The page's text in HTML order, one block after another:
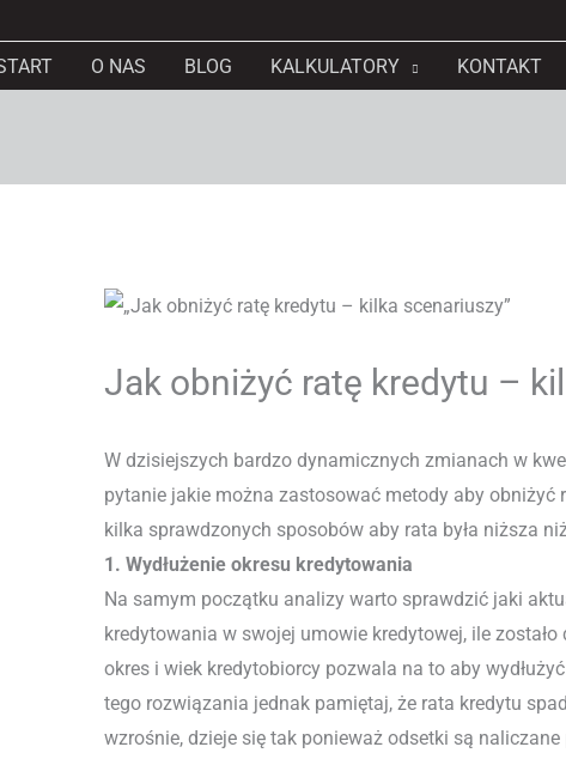
O NAS BLOG KALKULATORY KONTAKT
Jak obniżyć ratę kredytu –
W dzisiejszych bardzo dynamicznych zmianach w
pytanie jakie można zastosować metody aby obniżyć
kilka sprawdzonych sposobów aby rata była niższa
1. Wydłużenie okresu kredytowania
Na samym początku analizy warto sprawdzić jaki
kredytowania w swojej umowie kredytowej, ile zostało
okres i wiek kredytobiorcy pozwala na to aby
tego rozwiązania jednak pamiętaj, że rata kredytu
wzrośnie, dzieje się tak ponieważ odsetki są naliczane